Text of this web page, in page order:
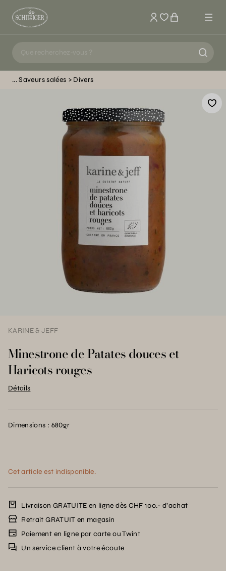
Mon compte
Saveurs salées Divers
KARINE & JEFF
Minestrone de Patates douces et
Haricots rouges
Détails
Dimensions : 680gr
Cet article est indisponible.
Livraison GRATUITE en ligne dès CHF 100.- d’achat
Retrait GRATUIT en magasin
Paiement en ligne par carte ou Twint
Un service client à votre écoute